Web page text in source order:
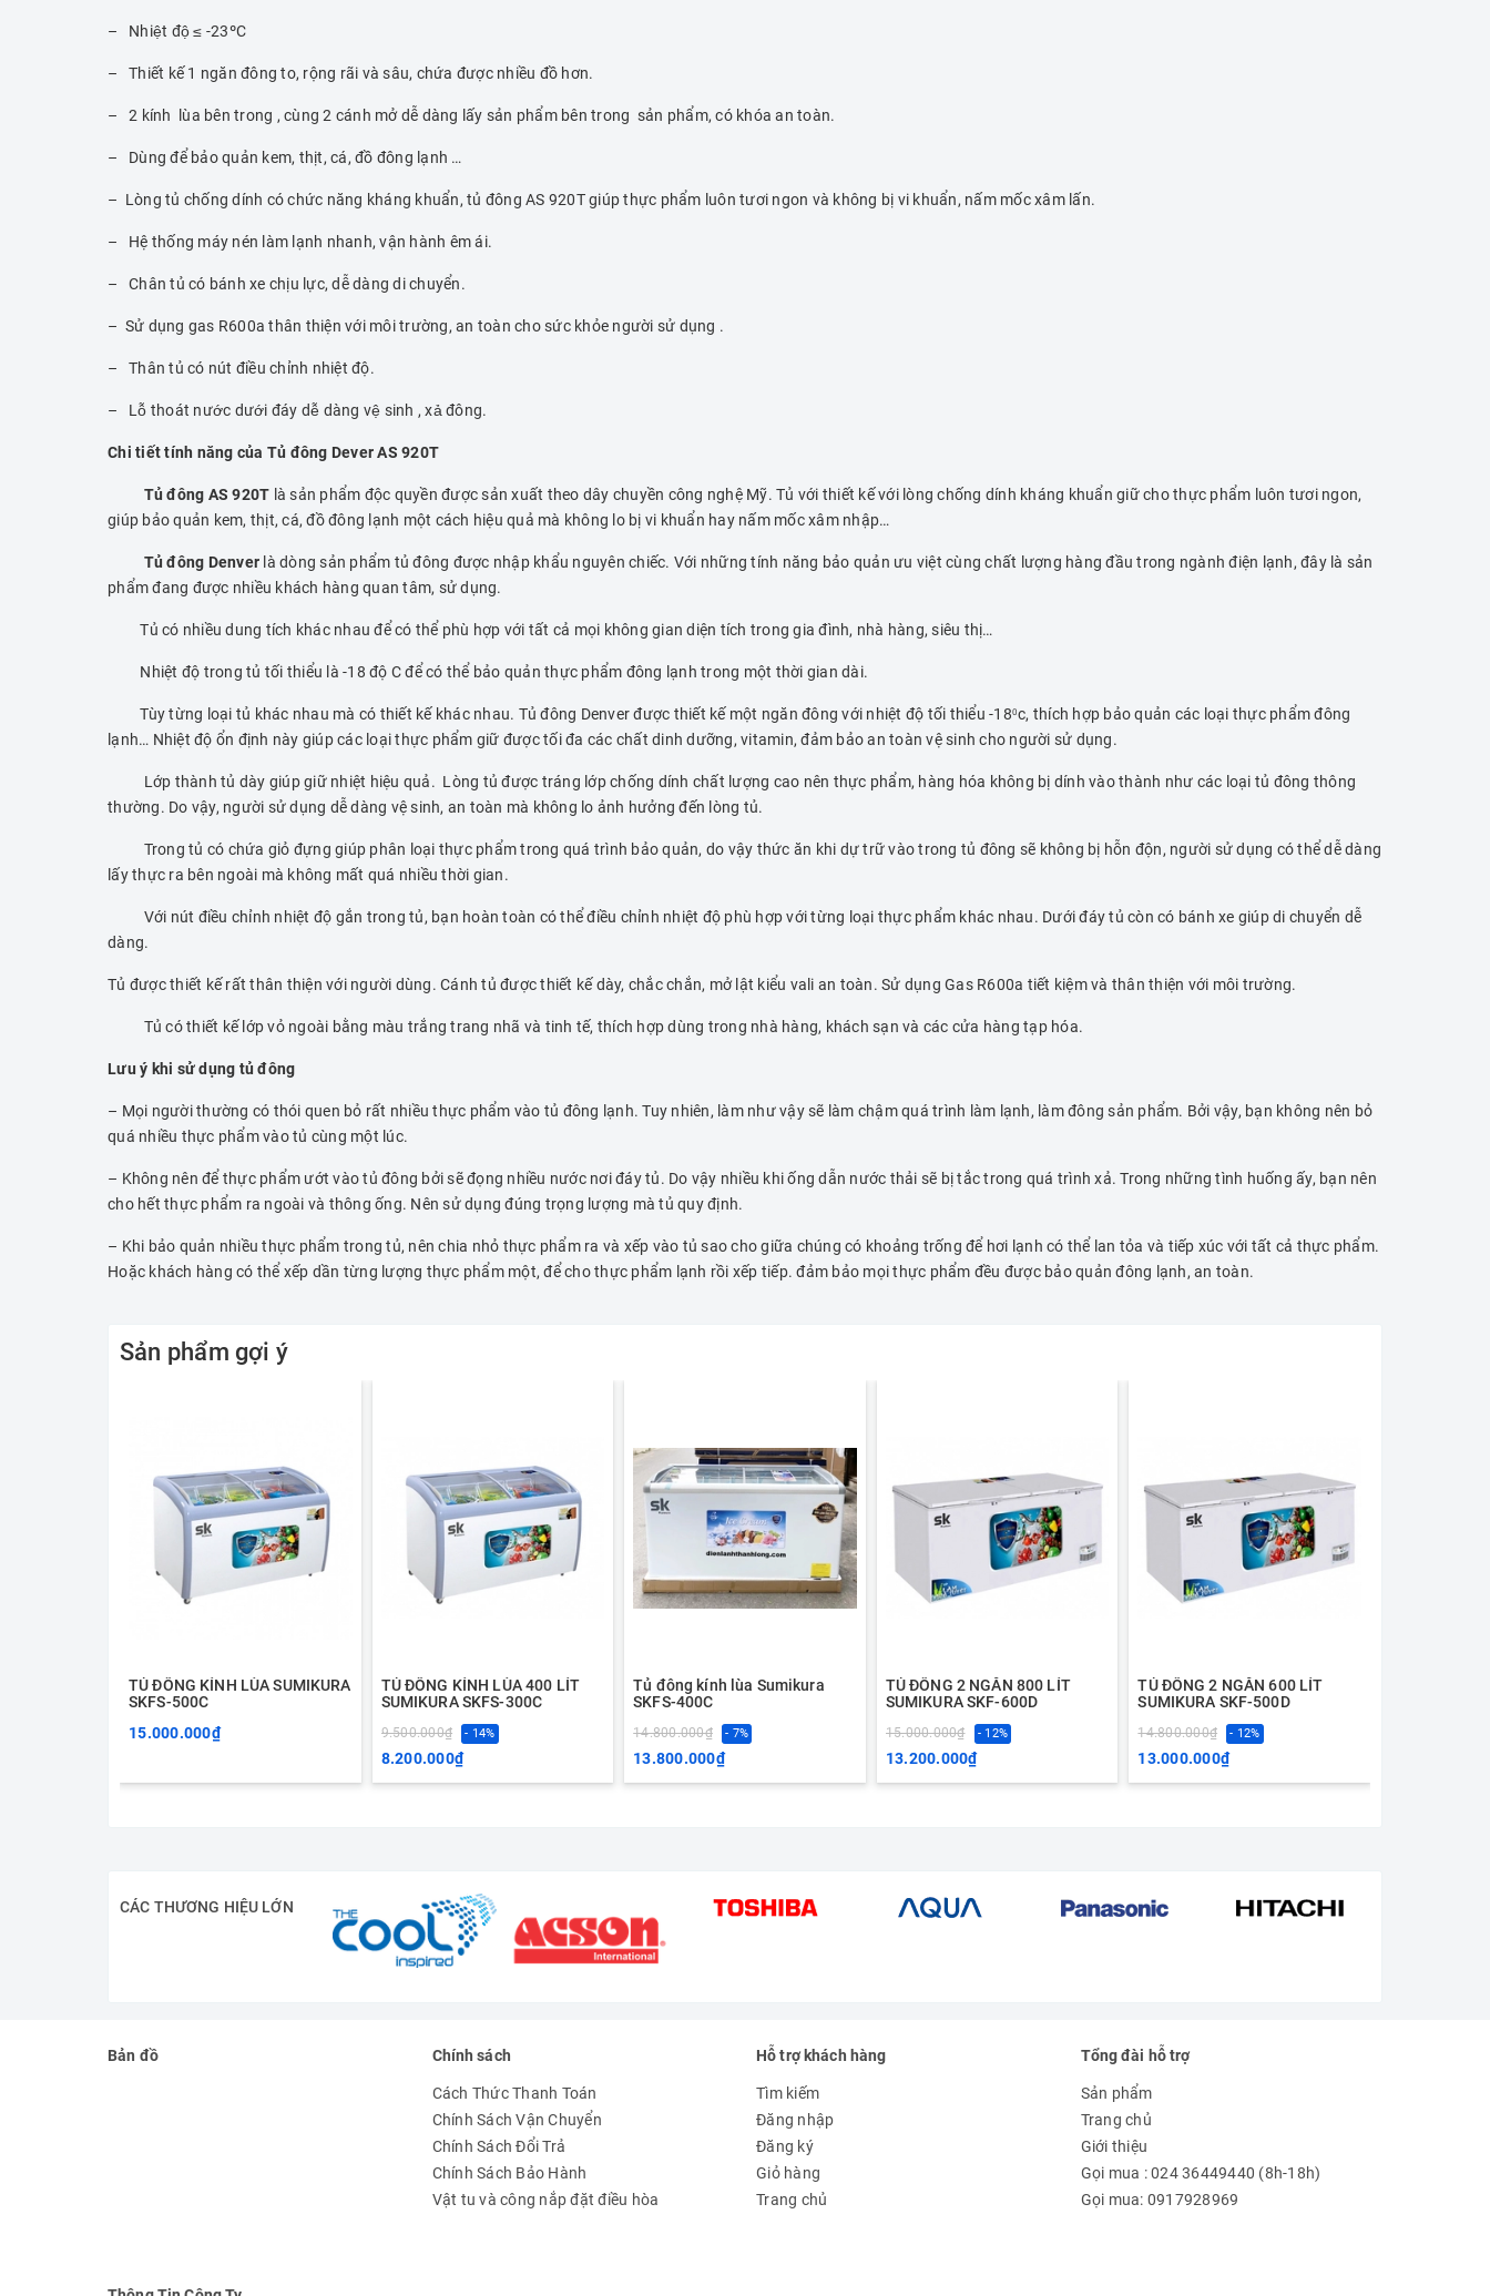
– Nhiệt độ ≤ -23ºC
– Thiết kế 1 ngăn đông to, rộng rãi và sâu, chứa được nhiều đồ hơn.
– 2 kính lùa bên trong , cùng 2 cánh mở dễ dàng lấy sản phẩm bên trong sản phẩm, có khóa an toàn.
– Dùng để bảo quản kem, thịt, cá, đồ đông lạnh …
– Lòng tủ chống dính có chức năng kháng khuẩn, tủ đông AS 920T giúp thực phẩm luôn tươi ngon và không bị vi khuẩn, nấm mốc xâm lấn.
– Hệ thống máy nén làm lạnh nhanh, vận hành êm ái.
– Chân tủ có bánh xe chịu lực, dễ dàng di chuyển.
– Sử dụng gas R600a thân thiện với môi trường, an toàn cho sức khỏe người sử dụng .
– Thân tủ có nút điều chỉnh nhiệt độ.
– Lỗ thoát nước dưới đáy dễ dàng vệ sinh , xả đông.
Chi tiết tính năng của Tủ đông Dever AS 920T
Tủ đông AS 920T là sản phẩm độc quyền được sản xuất theo dây chuyền công nghệ Mỹ. Tủ với thiết kế với lòng chống dính kháng khuẩn giữ cho thực phẩm luôn tươi ngon,
giúp bảo quản kem, thịt, cá, đồ đông lạnh một cách hiệu quả mà không lo bị vi khuẩn hay nấm mốc xâm nhập…
Tủ đông Denver là dòng sản phẩm tủ đông được nhập khẩu nguyên chiếc. Với những tính năng bảo quản ưu việt cùng chất lượng hàng đầu trong ngành điện lạnh, đây là sản
phẩm đang được nhiều khách hàng quan tâm, sử dụng.
Tủ có nhiều dung tích khác nhau để có thể phù hợp với tất cả mọi không gian diện tích trong gia đình, nhà hàng, siêu thị…
Nhiệt độ trong tủ tối thiểu là -18 độ C để có thể bảo quản thực phẩm đông lạnh trong một thời gian dài.
Tùy từng loại tủ khác nhau mà có thiết kế khác nhau. Tủ đông Denver được thiết kế một ngăn đông với nhiệt độ tối thiểu -180c, thích hợp bảo quản các loại thực phẩm đông
lạnh… Nhiệt độ ổn định này giúp các loại thực phẩm giữ được tối đa các chất dinh dưỡng, vitamin, đảm bảo an toàn vệ sinh cho người sử dụng.
Lớp thành tủ dày giúp giữ nhiệt hiệu quả. Lòng tủ được tráng lớp chống dính chất lượng cao nên thực phẩm, hàng hóa không bị dính vào thành như các loại tủ đông thông
thường. Do vậy, người sử dụng dễ dàng vệ sinh, an toàn mà không lo ảnh hưởng đến lòng tủ.
Trong tủ có chứa giỏ đựng giúp phân loại thực phẩm trong quá trình bảo quản, do vậy thức ăn khi dự trữ vào trong tủ đông sẽ không bị hỗn độn, người sử dụng có thể dễ dàng
lấy thực ra bên ngoài mà không mất quá nhiều thời gian.
Với nút điều chỉnh nhiệt độ gắn trong tủ, bạn hoàn toàn có thể điều chỉnh nhiệt độ phù hợp với từng loại thực phẩm khác nhau. Dưới đáy tủ còn có bánh xe giúp di chuyển dễ
dàng.
Tủ được thiết kế rất thân thiện với người dùng. Cánh tủ được thiết kế dày, chắc chắn, mở lật kiểu vali an toàn. Sử dụng Gas R600a tiết kiệm và thân thiện với môi trường.
Tủ có thiết kế lớp vỏ ngoài bằng màu trắng trang nhã và tinh tế, thích hợp dùng trong nhà hàng, khách sạn và các cửa hàng tạp hóa.
Lưu ý khi sử dụng tủ đông
– Mọi người thường có thói quen bỏ rất nhiều thực phẩm vào tủ đông lạnh. Tuy nhiên, làm như vậy sẽ làm chậm quá trình làm lạnh, làm đông sản phẩm. Bởi vậy, bạn không nên bỏ
quá nhiều thực phẩm vào tủ cùng một lúc.
– Không nên để thực phẩm ướt vào tủ đông bởi sẽ đọng nhiều nước nơi đáy tủ. Do vậy nhiều khi ống dẫn nước thải sẽ bị tắc trong quá trình xả. Trong những tình huống ấy, bạn nên
cho hết thực phẩm ra ngoài và thông ống. Nên sử dụng đúng trọng lượng mà tủ quy định.
– Khi bảo quản nhiều thực phẩm trong tủ, nên chia nhỏ thực phẩm ra và xếp vào tủ sao cho giữa chúng có khoảng trống để hơi lạnh có thể lan tỏa và tiếp xúc với tất cả thực phẩm.
Hoặc khách hàng có thể xếp dần từng lượng thực phẩm một, để cho thực phẩm lạnh rồi xếp tiếp. đảm bảo mọi thực phẩm đều được bảo quản đông lạnh, an toàn.
Sản phẩm gợi ý
TỦ ĐÔNG KÍNH LÙA SUMIKURA
SKFS-500C
15.000.000₫
TỦ ĐÔNG KÍNH LÙA 400 LÍT
SUMIKURA SKFS-300C
9.500.000₫ - 14%
8.200.000₫
Tủ đông kính lùa Sumikura
SKFS-400C
14.800.000₫ - 7%
13.800.000₫
TỦ ĐÔNG 2 NGĂN 800 LÍT
SUMIKURA SKF-600D
15.000.000₫ - 12%
13.200.000₫
TỦ ĐÔNG 2 NGĂN 600 LÍT
SUMIKURA SKF-500D
14.800.000₫ - 12%
13.000.000₫
CÁC THƯƠNG HIỆU LỚN
Bản đồ Chính sách
Cách Thức Thanh Toán
Chính Sách Vận Chuyển
Chính Sách Đổi Trả
Chính Sách Bảo Hành
Vật tu và công nắp đặt điều hòa
Hỗ trợ khách hàng
Tìm kiếm
Đăng nhập
Đăng ký
Giỏ hàng
Trang chủ
Tổng đài hỗ trợ
Sản phẩm
Trang chủ
Giới thiệu
Gọi mua : 024 36449440 (8h-18h)
Gọi mua: 0917928969